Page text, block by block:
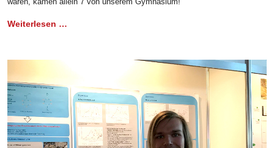
Weiterlesen …